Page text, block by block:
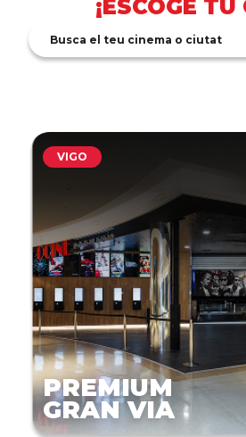
¡ESCOGE TU
VIGO
PREMIUM
GRAN VIA